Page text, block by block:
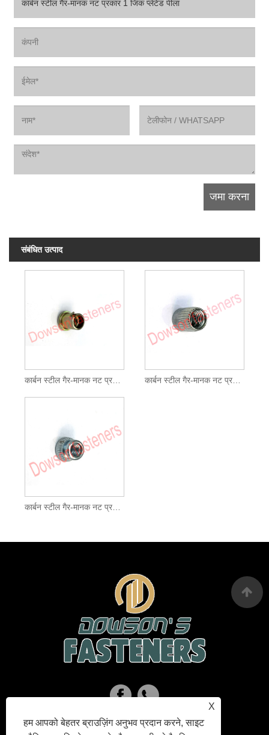
संबंधित उत्पाद
कार्बन स्टील गैर-मानक नट प्रकार 2 जिंक प्लेटेड पीला
कार्बन स्टील गैर-मानक नट प्रकार 4 जिंक प्लेटेड
X
हम आपको बेहतर ब्राउज़िंग अनुभव प्रदान करने, साइट